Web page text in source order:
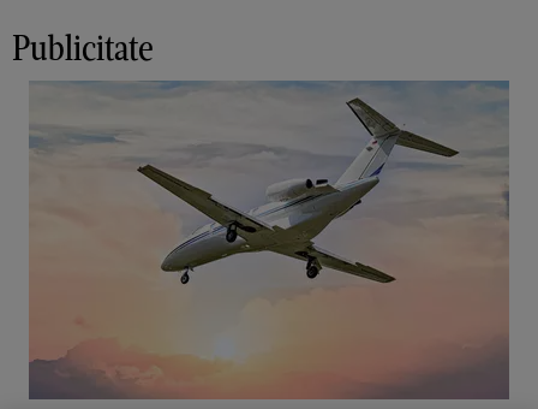
Publicitate